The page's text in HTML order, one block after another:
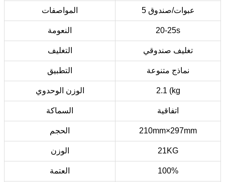
المواصفات 5 عبوات/صندوق
النعومة 20-25s
التغليف تغليف صندوقي
التطبيق نماذج متنوعة
الوزن الوحدوي 2.1 (kg
السماكة اتفاقية
الحجم 210mm×297mm
الوزن 21KG
العتمة 100%